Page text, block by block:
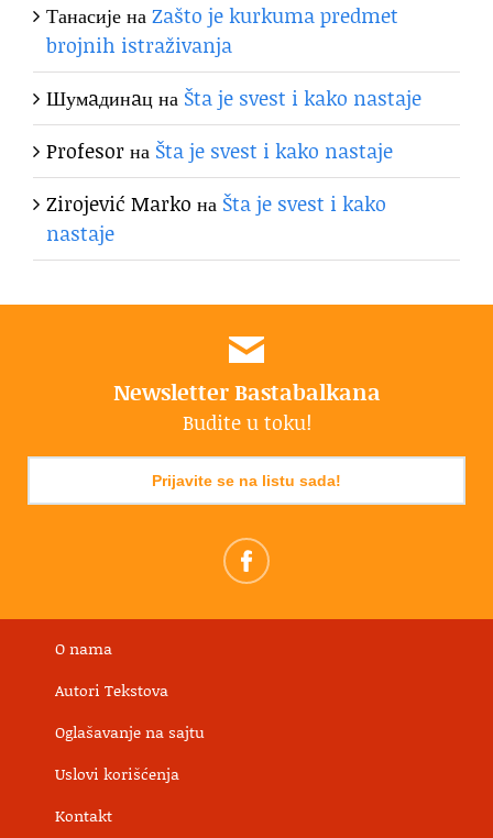
ТанасијенаZašto je kurkuma predmet
brojnih istraživanja
Шумaдинaцна Šta je svest i kako nastaje
Profesorна Šta je svest i kako nastaje
Zirojević Marko на Šta je svest i kako
nastaje
Newsletter Bastabalkana
Budite u toku!
Prijavite se na listu sada!
O nama
Autori Tekstova
Oglašavanje na sajtu
Uslovi korišćenja
Kontakt